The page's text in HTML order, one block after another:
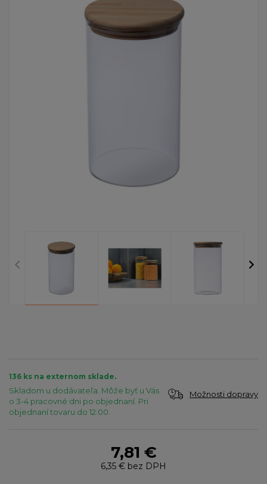
136 ks na externom sklade.
Skladom u dodávateľa. Môže byť u Vás
o 3-4 pracovné dni po objednaní. Pri
objednaní tovaru do 12:00.
Možnosti dopravy
7,81 €
6,35 € bez DPH